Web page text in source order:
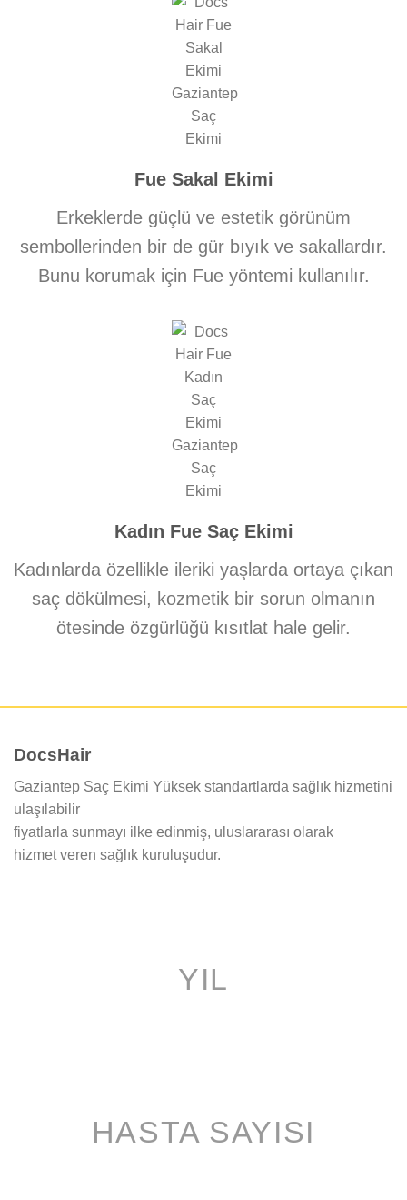
Fue Sakal Ekimi
Erkeklerde güçlü ve estetik görünüm
sembollerinden bir de gür bıyık ve sakallardır.
Bunu korumak için Fue yöntemi kullanılır.
Kadın Fue Saç Ekimi
Kadınlarda özellikle ileriki yaşlarda ortaya çıkan
saç dökülmesi, kozmetik bir sorun olmanın
ötesinde özgürlüğü kısıtlat hale gelir.
DocsHair
Gaziantep Saç Ekimi Yüksek standartlarda sağlık hizmetini
ulaşılabilir
fiyatlarla sunmayı ilke edinmiş, uluslararası olarak
hizmet veren sağlık kuruluşudur.
YIL
HASTA SAYISI